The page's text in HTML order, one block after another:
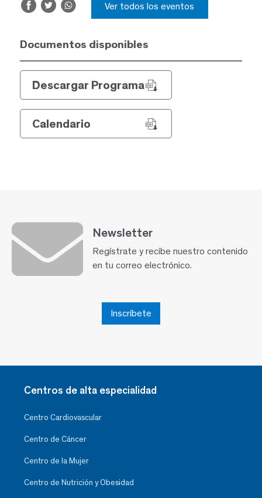
Ver todos los eventos
Documentos disponibles
Descargar Programa
Calendario
Newsletter
Regístrate y recibe nuestro contenido
en tu correo electrónico.
Inscríbete
Centros de alta especialidad
Centro Cardiovascular
Centro de Cáncer
Centro de la Mujer
Centro de Nutrición y Obesidad